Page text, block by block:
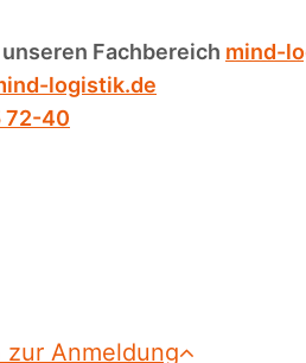
Fachbereich mind-
logistik.de
72-40
zur Anmeldung